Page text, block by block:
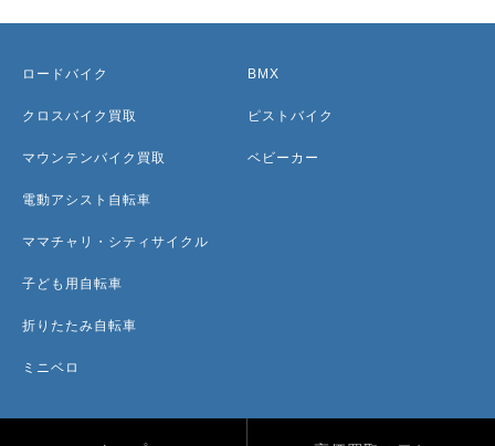
ロードバイク
クロスバイク買取
マウンテンバイク買取
電動アシスト自転車
ママチャリ・シティサイクル
子ども用自転車
折りたたみ自転車
ミニベロ
BMX
ピストバイク
ベビーカー